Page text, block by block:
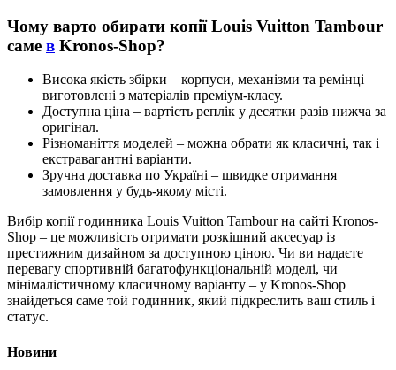
Чому варто обирати копії Louis Vuitton Tambour
саме в Kronos-Shop?
Висока якість збірки – корпуси, механізми та ремінці
виготовлені з матеріалів преміум-класу.
Доступна ціна – вартість реплік у десятки разів нижча за
оригінал.
Різноманіття моделей – можна обрати як класичні, так і
екстравагантні варіанти.
Зручна доставка по Україні – швидке отримання
замовлення у будь-якому місті.
Вибір копії годинника Louis Vuitton Tambour на сайті Kronos-
Shop – це можливість отримати розкішний аксесуар із
престижним дизайном за доступною ціною. Чи ви надаєте
перевагу спортивній багатофункціональній моделі, чи
мінімалістичному класичному варіанту – у Kronos-Shop
знайдеться саме той годинник, який підкреслить ваш стиль і
статус.
Новини